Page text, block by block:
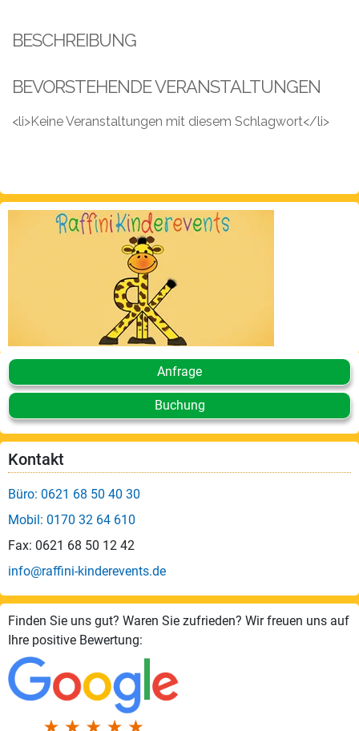
Über
Fotos,
Events
Referenzen
BESCHREIBUNG
BEVORSTEHENDE VERANSTALTUNGEN
<li>Keine Veranstaltungen mit diesem Schlagwort</li>
Anfrage
Buchung
Kontakt
Büro: 0621 68 50 40 30
Mobil: 0170 32 64 610
Fax: 0621 68 50 12 42
info@raffini-kinderevents.de
Finden Sie uns gut? Waren Sie zufrieden? Wir freuen uns auf
Ihre positive Bewertung: